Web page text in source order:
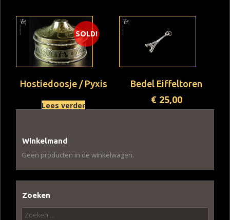
SOLD!
Hostiedoosje / Pyxis
Lees verder
Bedel Eiffeltoren
€25,00
Winkelmand
Geen producten in de winkelwagen.
Zoeken
Zoeken